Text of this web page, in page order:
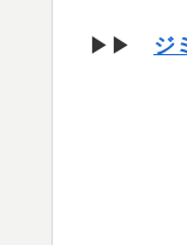
▶▶ ジ